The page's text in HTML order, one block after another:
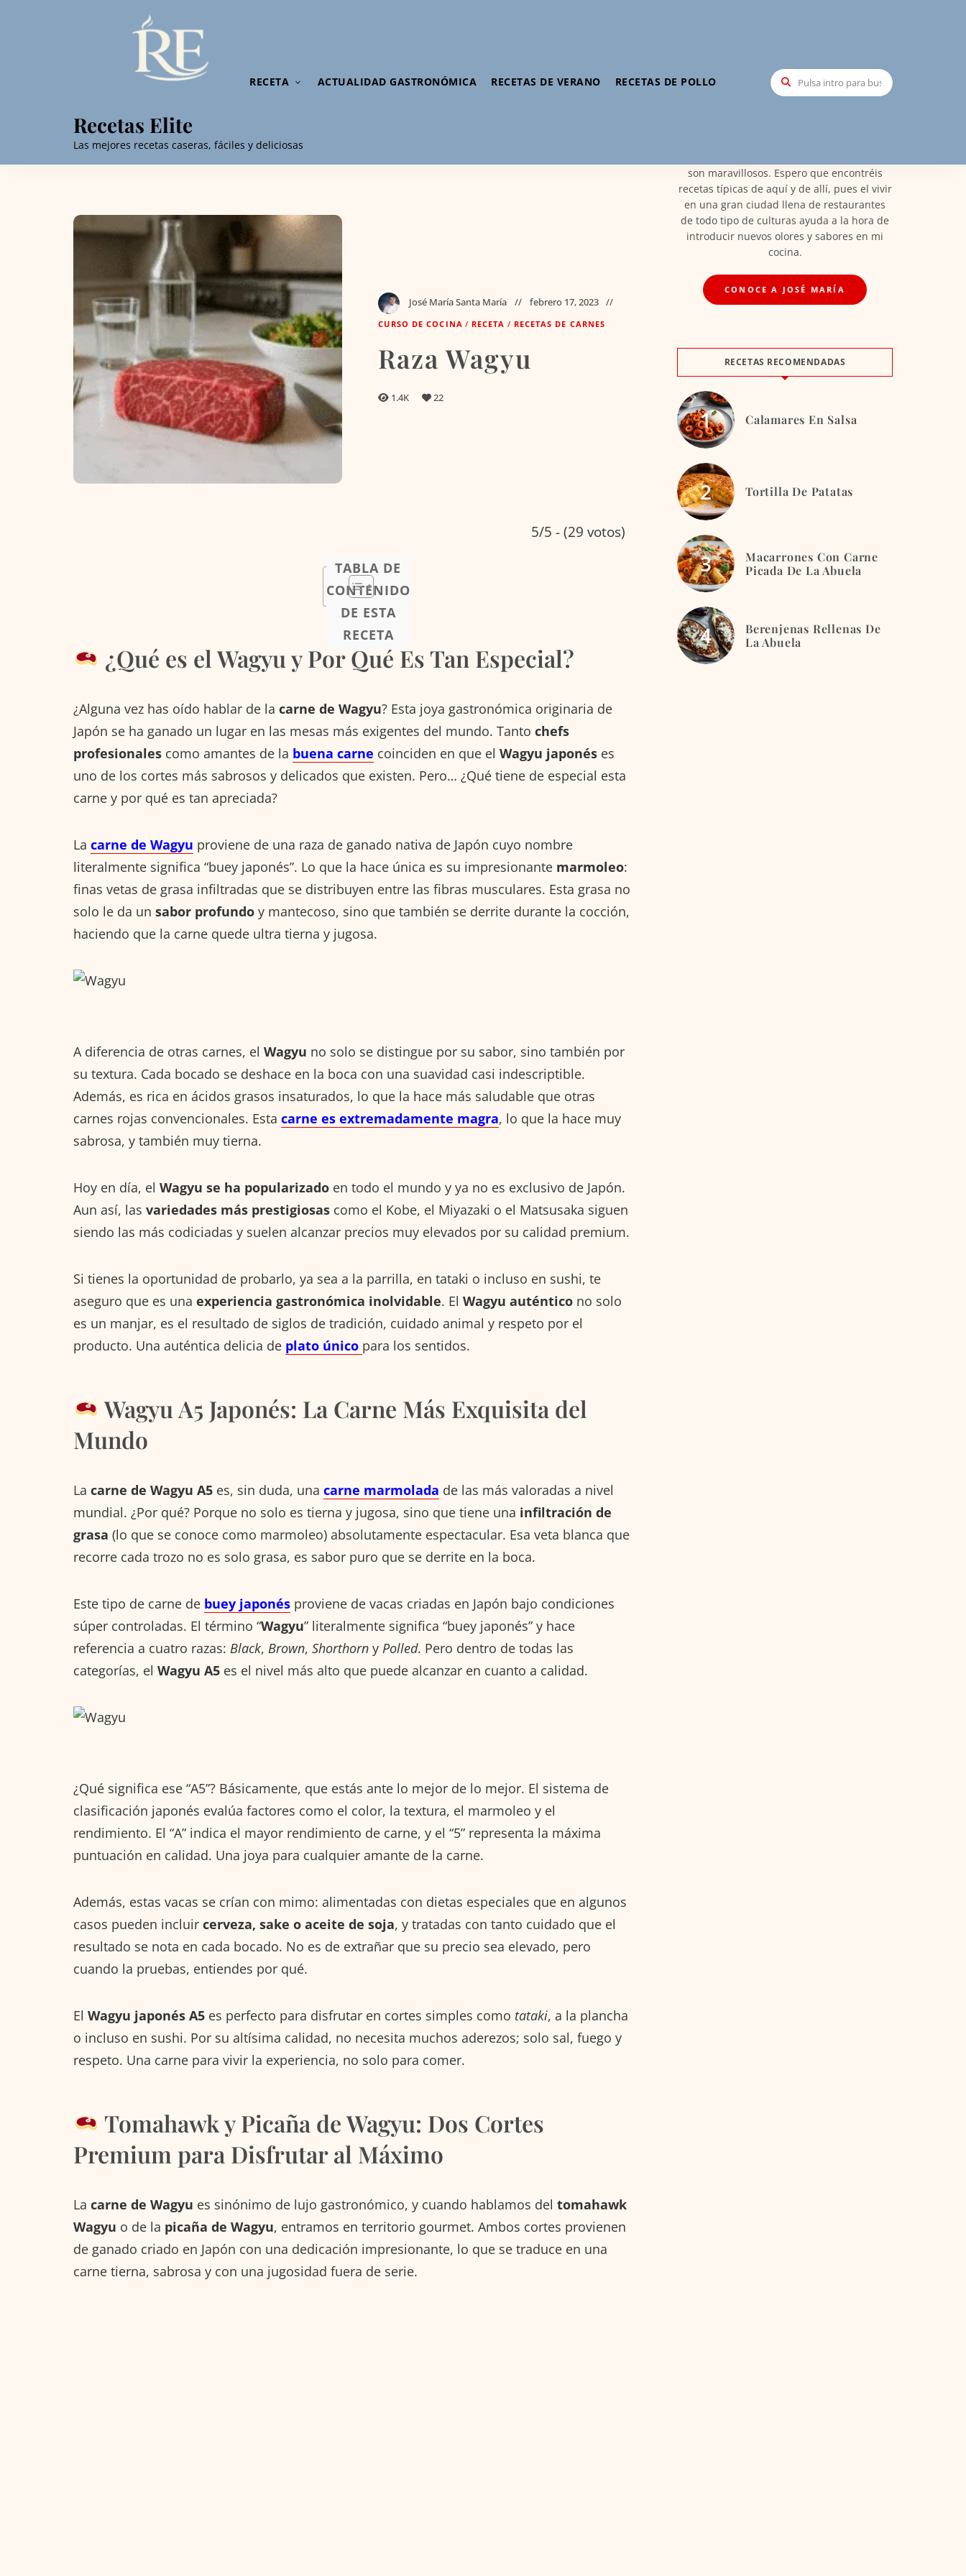
Recetas Elite
Las mejores recetas caseras, fáciles y deliciosas
RECETA ACTUALIDAD GASTRONÓMICA RECETAS DE VERANO RECETAS DE POLLO
José María Santa María febrero 17, 2023
CURSO DE COCINA / RECETA / RECETAS DE CARNES
Raza Wagyu
1.4K 22
5/5 - (29 votos)
TABLA DE
CONTENIDO
DE ESTA
RECETA
¿Qué es el Wagyu y Por Qué Es Tan Especial?
¿Alguna vez has oído hablar de la carne de Wagyu? Esta joya gastronómica originaria de
Japón se ha ganado un lugar en las mesas más exigentes del mundo. Tanto chefs
profesionales como amantes de la buena carne coinciden en que el Wagyu japonés es
uno de los cortes más sabrosos y delicados que existen. Pero… ¿Qué tiene de especial esta
carne y por qué es tan apreciada?
La carne de Wagyu proviene de una raza de ganado nativa de Japón cuyo nombre
literalmente significa “buey japonés”. Lo que la hace única es su impresionante marmoleo:
finas vetas de grasa infiltradas que se distribuyen entre las fibras musculares. Esta grasa no
solo le da un sabor profundo y mantecoso, sino que también se derrite durante la cocción,
haciendo que la carne quede ultra tierna y jugosa.
A diferencia de otras carnes, el Wagyu no solo se distingue por su sabor, sino también por
su textura. Cada bocado se deshace en la boca con una suavidad casi indescriptible.
Además, es rica en ácidos grasos insaturados, lo que la hace más saludable que otras
carnes rojas convencionales. Esta carne es extremadamente magra, lo que la hace muy
sabrosa, y también muy tierna.
Hoy en día, el Wagyu se ha popularizado en todo el mundo y ya no es exclusivo de Japón.
Aun así, las variedades más prestigiosas como el Kobe, el Miyazaki o el Matsusaka siguen
siendo las más codiciadas y suelen alcanzar precios muy elevados por su calidad premium.
Si tienes la oportunidad de probarlo, ya sea a la parrilla, en tataki o incluso en sushi, te
aseguro que es una experiencia gastronómica inolvidable. El Wagyu auténtico no solo
es un manjar, es el resultado de siglos de tradición, cuidado animal y respeto por el
producto. Una auténtica delicia de plato único para los sentidos.
Wagyu A5 Japonés: La Carne Más Exquisita del
Mundo
La carne de Wagyu A5 es, sin duda, una carne marmolada de las más valoradas a nivel
mundial. ¿Por qué? Porque no solo es tierna y jugosa, sino que tiene una infiltración de
grasa (lo que se conoce como marmoleo) absolutamente espectacular. Esa veta blanca que
recorre cada trozo no es solo grasa, es sabor puro que se derrite en la boca.
Este tipo de carne de buey japonés proviene de vacas criadas en Japón bajo condiciones
súper controladas. El término “Wagyu” literalmente significa “buey japonés” y hace
referencia a cuatro razas: Black, Brown, Shorthorn y Polled. Pero dentro de todas las
categorías, el Wagyu A5 es el nivel más alto que puede alcanzar en cuanto a calidad.
¿Qué significa ese “A5”? Básicamente, que estás ante lo mejor de lo mejor. El sistema de
clasificación japonés evalúa factores como el color, la textura, el marmoleo y el
rendimiento. El “A” indica el mayor rendimiento de carne, y el “5” representa la máxima
puntuación en calidad. Una joya para cualquier amante de la carne.
Además, estas vacas se crían con mimo: alimentadas con dietas especiales que en algunos
casos pueden incluir cerveza, sake o aceite de soja, y tratadas con tanto cuidado que el
resultado se nota en cada bocado. No es de extrañar que su precio sea elevado, pero
cuando la pruebas, entiendes por qué.
El Wagyu japonés A5 es perfecto para disfrutar en cortes simples como tataki, a la plancha
o incluso en sushi. Por su altísima calidad, no necesita muchos aderezos; solo sal, fuego y
respeto. Una carne para vivir la experiencia, no solo para comer.
Tomahawk y Picaña de Wagyu: Dos Cortes
Premium para Disfrutar al Máximo
La carne de Wagyu es sinónimo de lujo gastronómico, y cuando hablamos del tomahawk
Wagyu o de la picaña de Wagyu, entramos en territorio gourmet. Ambos cortes provienen
de ganado criado en Japón con una dedicación impresionante, lo que se traduce en una
carne tierna, sabrosa y con una jugosidad fuera de serie.
Hola, soy José María
Mi nombre es José María Santa María,
son maravillosos. Espero que encontréis
recetas típicas de aquí y de allí, pues el vivir
en una gran ciudad llena de restaurantes
de todo tipo de culturas ayuda a la hora de
introducir nuevos olores y sabores en mi
cocina.
CONOCE A JOSÉ MARÍA
RECETAS RECOMENDADAS
Calamares En Salsa
Tortilla De Patatas
Macarrones Con Carne
Picada De La Abuela
Berenjenas Rellenas De
La Abuela